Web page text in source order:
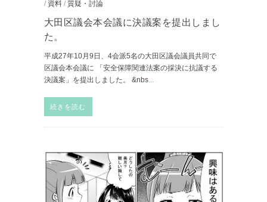
/ 資料 / 質疑・討論
大田区議会本会議に決議案を提出しまし
た。
平成27年10月9日、4会派5名の大田区議会議員共同で
区議会本会議に 「安全保障関連法案の採決に抗議する
決議案」を提出しました。 &nbs
続きを読む